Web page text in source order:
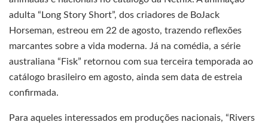
adulta “Long Story Short”, dos criadores de BoJack
Horseman, estreou em 22 de agosto, trazendo reflexões
marcantes sobre a vida moderna. Já na comédia, a série
australiana “Fisk” retornou com sua terceira temporada ao
catálogo brasileiro em agosto, ainda sem data de estreia
confirmada.
Para aqueles interessados em produções nacionais, “Rivers